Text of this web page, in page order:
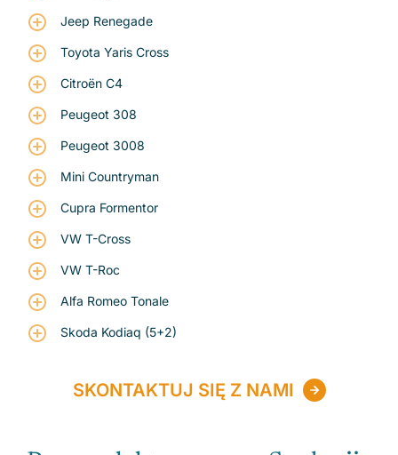
Jeep Renegade
Toyota Yaris Cross
Citroën C4
Peugeot 308
Peugeot 3008
Mini Countryman
Cupra Formentor
VW T-Cross
VW T-Roc
Alfa Romeo Tonale
Skoda Kodiaq (5+2)
SKONTAKTUJ SIĘ Z NAMI